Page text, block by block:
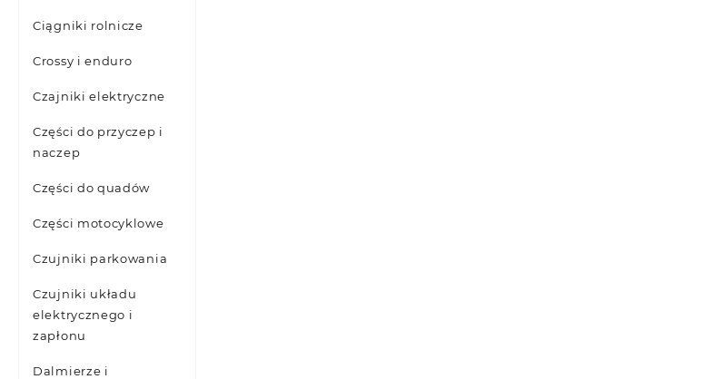
Ciągniki rolnicze
Crossy i enduro
Czajniki elektryczne
Części do przyczep i
naczep
Części do quadów
Części motocyklowe
Czujniki parkowania
Czujniki układu
elektrycznego i
zapłonu
Dalmierze i